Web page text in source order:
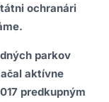
ochranári
parkov
aktívne
predkupným